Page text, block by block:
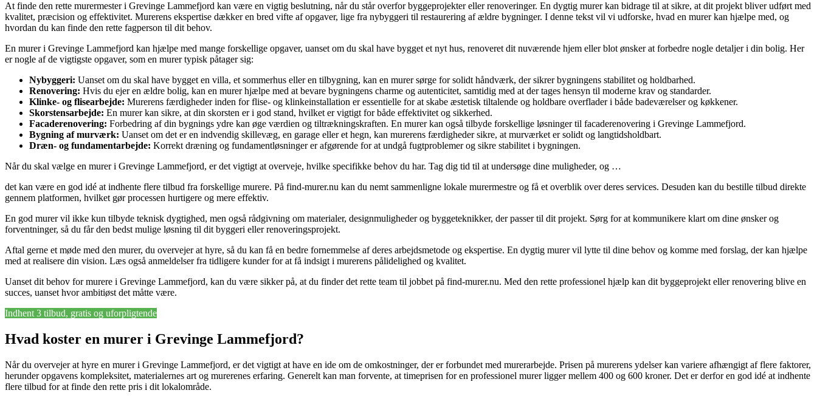
At finde den rette murermester i Grevinge Lammefjord kan være en vigtig beslutning, når du står overfor byggeprojekter eller renoveringer. En dygtig murer kan bidrage til at sikre, at dit projekt bliver udført med
kvalitet, præcision og effektivitet. Murerens ekspertise dækker en bred vifte af opgaver, lige fra nybyggeri til restaurering af ældre bygninger. I denne tekst vil vi udforske, hvad en murer kan hjælpe med, og
hvordan du kan finde den rette fagperson til dit behov.
En murer i Grevinge Lammefjord kan hjælpe med mange forskellige opgaver, uanset om du skal have bygget et nyt hus, renoveret dit nuværende hjem eller blot ønsker at forbedre nogle detaljer i din bolig. Her
er nogle af de vigtigste opgaver, som en murer typisk påtager sig:
Nybyggeri: Uanset om du skal have bygget en villa, et sommerhus eller en tilbygning, kan en murer sørge for solidt håndværk, der sikrer bygningens stabilitet og holdbarhed.
Renovering: Hvis du ejer en ældre bolig, kan en murer hjælpe med at bevare bygningens charme og autenticitet, samtidig med at der tages hensyn til moderne krav og standarder.
Klinke- og flisearbejde: Murerens færdigheder inden for flise- og klinkeinstallation er essentielle for at skabe æstetisk tiltalende og holdbare overflader i både badeværelser og køkkener.
Skorstensarbejde: En murer kan sikre, at din skorsten er i god stand, hvilket er vigtigt for både effektivitet og sikkerhed.
Facaderenovering: Forbedring af din bygnings ydre kan øge værdien og tiltrækningskraften. En murer kan også tilbyde forskellige løsninger til facaderenovering i Grevinge Lammefjord.
Bygning af murværk: Uanset om det er en indvendig skillevæg, en garage eller et hegn, kan murerens færdigheder sikre, at murværket er solidt og langtidsholdbart.
Dræn- og fundamentarbejde: Korrekt dræning og fundamentløsninger er afgørende for at undgå fugtproblemer og sikre stabilitet i bygningen.
Når du skal vælge en murer i Grevinge Lammefjord, er det vigtigt at overveje, hvilke specifikke behov du har. Tag dig tid til at undersøge dine muligheder, og …
det kan være en god idé at indhente flere tilbud fra forskellige murere. På find-murer.nu kan du nemt sammenligne lokale murermestre og få et overblik over deres services. Desuden kan du bestille tilbud direkte
gennem platformen, hvilket gør processen hurtigere og mere effektiv.
En god murer vil ikke kun tilbyde teknisk dygtighed, men også rådgivning om materialer, designmuligheder og byggeteknikker, der passer til dit projekt. Sørg for at kommunikere klart om dine ønsker og
forventninger, så du får den bedst mulige løsning til dit byggeri eller renoveringsprojekt.
Aftal gerne et møde med den murer, du overvejer at hyre, så du kan få en bedre fornemmelse af deres arbejdsmetode og ekspertise. En dygtig murer vil lytte til dine behov og komme med forslag, der kan hjælpe
med at realisere din vision. Læs også anmeldelser fra tidligere kunder for at få indsigt i murerens pålidelighed og kvalitet.
Uanset dit behov for murere i Grevinge Lammefjord, kan du være sikker på, at du finder det rette team til jobbet på find-murer.nu. Med den rette professionel hjælp kan dit byggeprojekt eller renovering blive en
succes, uanset hvor ambitiøst det måtte være.
Indhent 3 tilbud, gratis og uforpligtende
Hvad koster en murer i Grevinge Lammefjord?
Når du overvejer at hyre en murer i Grevinge Lammefjord, er det vigtigt at have en ide om de omkostninger, der er forbundet med murerarbejde. Prisen på murerens ydelser kan variere afhængigt af flere faktorer,
herunder opgavens kompleksitet, materialernes art og murerenes erfaring. Generelt kan man forvente, at timeprisen for en professionel murer ligger mellem 400 og 600 kroner. Det er derfor en god idé at indhente
flere tilbud for at finde den rette pris i dit lokalområde.